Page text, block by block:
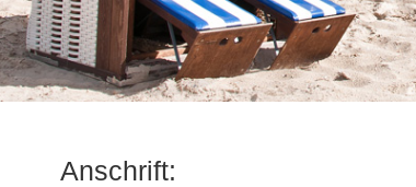
Anschrift: